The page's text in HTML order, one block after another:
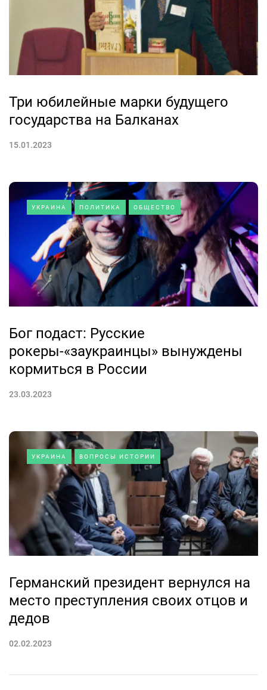
Три юбилейные марки будущего
государства на Балканах
15.01.2023
УКРАИНА ПОЛИТИКА ОБЩЕСТВО
Бог подаст: Русские
рокеры-«заукраинцы» вынуждены
кормиться в России
23.03.2023
УКРАИНА ВОПРОСЫ ИСТОРИИ
Германский президент вернулся на
место преступления своих отцов и
дедов
02.02.2023